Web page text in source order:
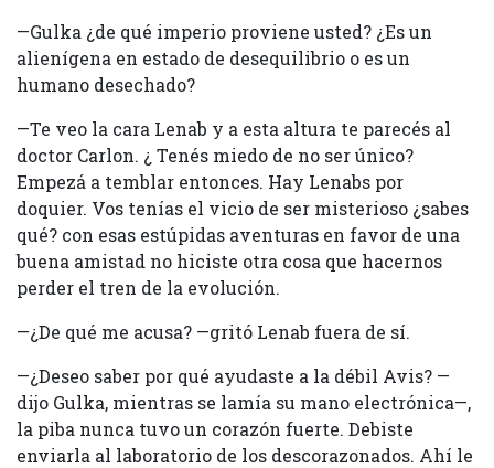
—Gulka ¿de qué imperio proviene usted? ¿Es un
alienígena en estado de desequilibrio o es un
humano desechado?
—Te veo la cara Lenab y a esta altura te parecés al
doctor Carlon. ¿ Tenés miedo de no ser único?
Empezá a temblar entonces. Hay Lenabs por
doquier. Vos tenías el vicio de ser misterioso ¿sabes
qué? con esas estúpidas aventuras en favor de una
buena amistad no hiciste otra cosa que hacernos
perder el tren de la evolución.
—¿De qué me acusa? —gritó Lenab fuera de sí.
—¿Deseo saber por qué ayudaste a la débil Avis? —
dijo Gulka, mientras se lamía su mano electrónica—,
la piba nunca tuvo un corazón fuerte. Debiste
enviarla al laboratorio de los descorazonados. Ahí le